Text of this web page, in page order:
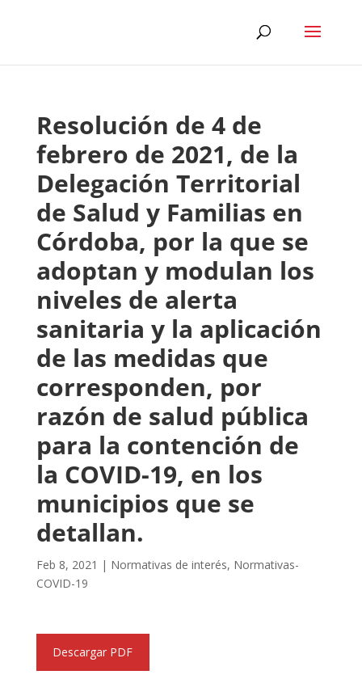
Resolución de 4 de
febrero de 2021, de la
Delegación Territorial
de Salud y Familias en
Córdoba, por la que se
adoptan y modulan los
niveles de alerta
sanitaria y la aplicación
de las medidas que
corresponden, por
razón de salud pública
para la contención de
la COVID-19, en los
municipios que se
detallan.
Feb 8, 2021 | Normativas de interés, Normativas-
COVID-19
Descargar PDF